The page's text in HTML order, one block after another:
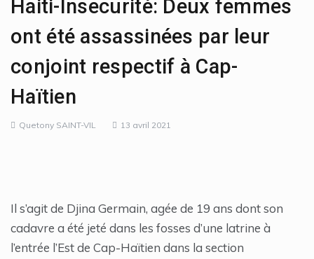
Haiti-Insecurité: Deux femmes
ont été assassinées par leur
conjoint respectif à Cap-
Haïtien
Quetony SAINT-VIL 13 avril 2021
Il s’agit de Djina Germain, agée de 19 ans dont son
cadavre a été jeté dans les fosses d’une latrine à
l’entrée l’Est de Cap-Haïtien dans la section